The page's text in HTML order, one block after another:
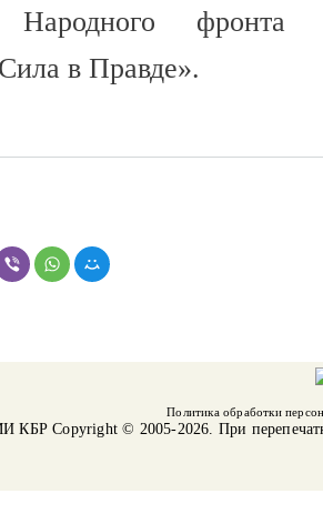
Народного
в Правде».
Политика обработки
КБРCopyright © 2005-2026. При